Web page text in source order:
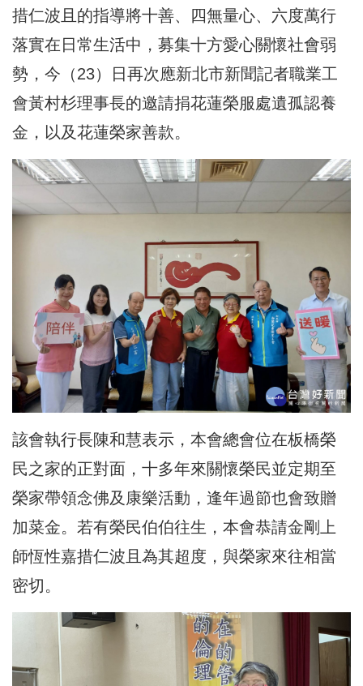
措仁波且的指導將十善、四無量心、六度萬行
落實在日常生活中，募集十方愛心關懷社會弱
勢，今（23）日再次應新北市新聞記者職業工
會黃村杉理事長的邀請捐花蓮榮服處遺孤認養
金，以及花蓮榮家善款。
該會執行長陳和慧表示， 本會總會位在板橋榮
民之家的正對面，十多年來關懷榮民並定期至
榮家帶領念佛及康樂活動，逢年過節也會致贈
加菜金。若有榮民伯伯往生，本會恭請金剛上
師恆性嘉措仁波且為其超度，與榮家來往相當
密切。